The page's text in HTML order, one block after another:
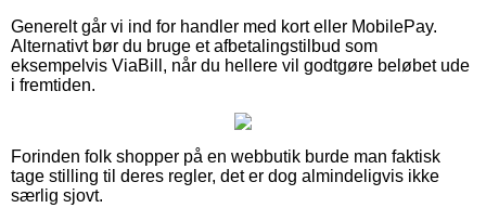
Generelt går vi ind for handler med kort eller MobilePay.
Alternativt bør du bruge et afbetalingstilbud som
eksempelvis ViaBill, når du hellere vil godtgøre beløbet ude
i fremtiden.
Forinden folk shopper på en webbutik burde man faktisk
tage stilling til deres regler, det er dog almindeligvis ikke
særlig sjovt.